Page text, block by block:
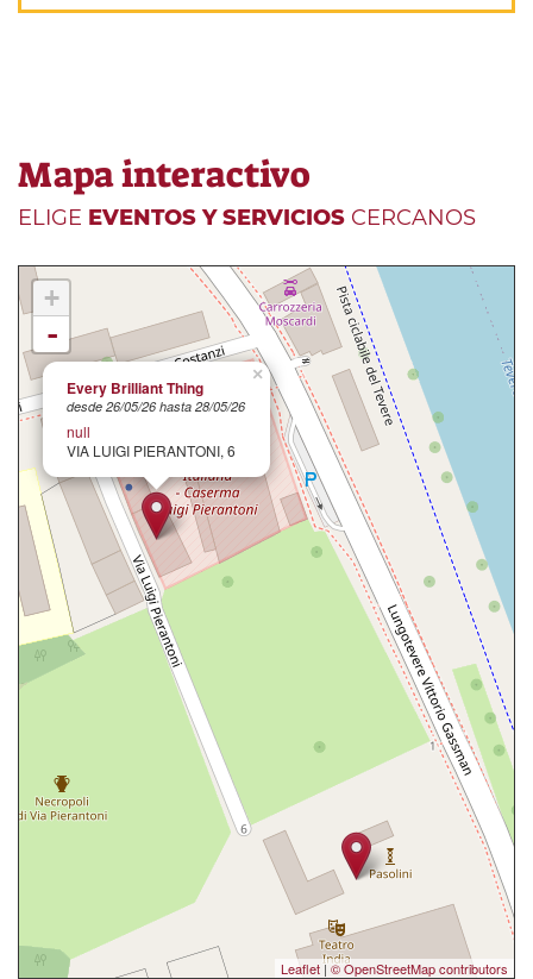
Mapa interactivo
ELIGE EVENTOS Y SERVICIOS CERCANOS
×
Every Brilliant Thing
desde 26/05/26 hasta 28/05/26
null
VIA LUIGI PIERANTONI, 6
+
-
Leaflet|© OpenStreetMap contributors